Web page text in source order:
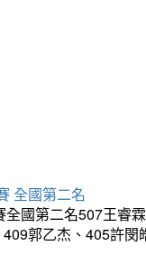
全國第二名
國第二名507王睿
郭乙杰、405許